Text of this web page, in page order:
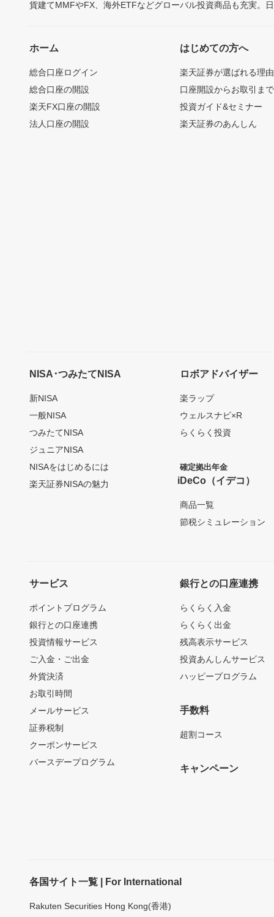
貨建てMMFやFX、海外ETFなどグローバル投資商品も充実。
ホーム
総合口座ログイン
総合口座の開設
楽天FX口座の開設
法人口座の開設
はじめての方へ
楽天証券が選ばれる理由
口座開設からお取引ま
投資ガイド&セミナー
楽天証券のあんしん
NISA･つみたてNISA
新NISA
一般NISA
つみたてNISA
ジュニアNISA
NISAをはじめるには
楽天証券NISAの魅力
ロボアドバイザー
楽ラップ
ウェルスナビ×R
らくらく投資
確定拠出年金
iDeCo（イデコ）
商品一覧
節税シミュレーション
サービス
ポイントプログラム
銀行との口座連携
投資情報サービス
ご入金・ご出金
外貨決済
お取引時間
メールサービス
証券税制
クーポンサービス
バースデープログラム
銀行との口座連携
らくらく入金
らくらく出金
残高表示サービス
投資あんしんサービス
ハッピープログラム
手数料
超割コース
キャンペーン
各国サイト一覧 | For International
Rakuten Securities Hong Kong(香港)